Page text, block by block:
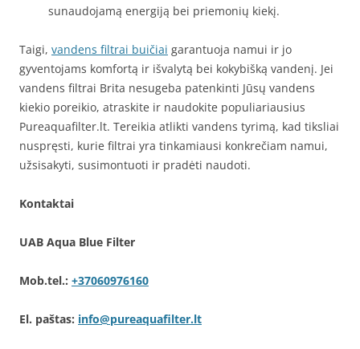
sunaudojamą energiją bei priemonių kiekį.
Taigi, vandens filtrai buičiai garantuoja namui ir jo
gyventojams komfortą ir išvalytą bei kokybišką vandenį. Jei
vandens filtrai Brita nesugeba patenkinti Jūsų vandens
kiekio poreikio, atraskite ir naudokite populiariausius
Pureaquafilter.lt. Tereikia atlikti vandens tyrimą, kad tiksliai
nuspręsti, kurie filtrai yra tinkamiausi konkrečiam namui,
užsisakyti, susimontuoti ir pradėti naudoti.
Kontaktai
UAB Aqua Blue Filter
Mob.tel.: +37060976160
El. paštas: info@pureaquafilter.lt